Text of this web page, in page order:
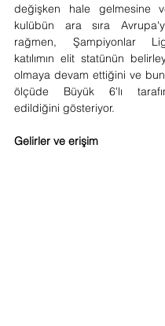
değişken hale gelmesine
kulübün ara sıra
rağmen, Şampiyonlar
katılımın elit statünün
olmaya devam ettiğini ve
ölçüde Büyük 6'lı
edildiğini gösteriyor.
Gelirler ve erişim